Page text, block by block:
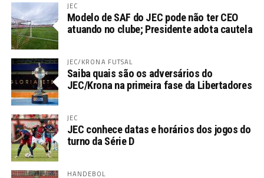
JEC
Modelo de SAF do JEC pode não ter CEO
atuando no clube; Presidente adota cautela
JEC/KRONA FUTSAL
Saiba quais são os adversários do
JEC/Krona na primeira fase da Libertadores
JEC
JEC conhece datas e horários dos jogos do
turno da Série D
HANDEBOL